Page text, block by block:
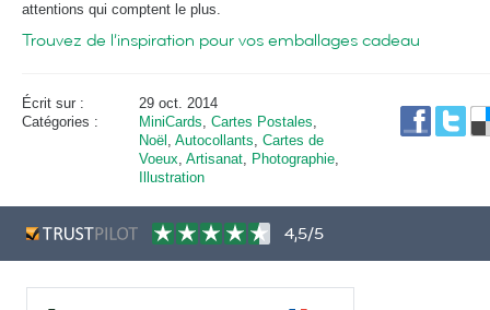
attentions qui comptent le plus.
Trouvez de l’inspiration pour vos emballages cadeau
Écrit sur :
29 oct. 2014
Catégories :
MiniCards, Cartes Postales,
Noël , Autocollants, Cartes de
Voeux, Artisanat, Photographie,
Illustration
4,5/5